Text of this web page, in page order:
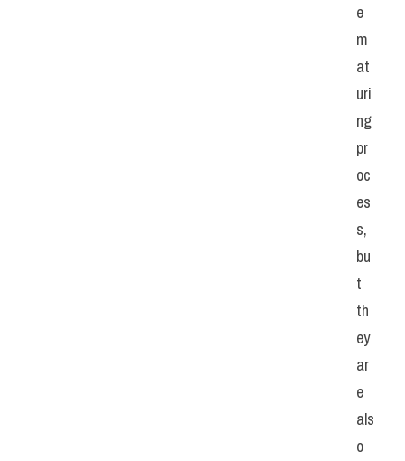
e
m
at
uri
ng
pr
oc
es
s,
bu
t
th
ey
ar
e
als
o